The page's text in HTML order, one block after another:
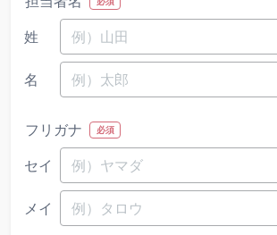
姓
名
フリガナ 必須
セイ
メイ